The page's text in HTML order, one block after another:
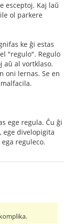
esceptoj. Kaj laŭ
ol parkere
ke ĝi estas
"regulo". Regulo
aŭ al vortklaso.
oni lernas. Se en
ege regula. Ĉu ĝi
ege divelopigita
reguleco.